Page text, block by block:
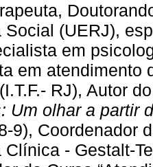
Social (UERJ),
em
em atendimento
RJ), Autor
Um olhar a partir
9), Coordenador
Clínica - Gestalt-